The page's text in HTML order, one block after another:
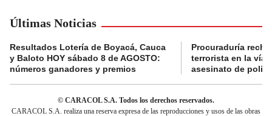
Últimas Noticias
Resultados Lotería de Boyacá, Cauca
y Baloto HOY sábado 8 de AGOSTO:
números ganadores y premios
Procuraduría
terrorista en la vía
asesinato de
© CARACOL S.A. Todos los derechos reservados.
CARACOL S.A. realiza una reserva expresa de las reproducciones y usos de las obras